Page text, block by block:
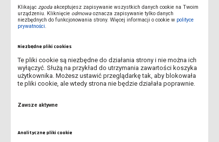
2019
2018
Praktyki Erasmus Sycylia Włochy
Otwarcie Centrum Kazachskiego
Pożegnanie studentów z Kazachstanu
Erasmus+ Week w Lesznie
Wizyta JM Rektora w Kazachstanie
Klikajączgoda akceptujesz zapisywanie wszystkich danych cookie na Twoim
urządzeniu. Kliknięcie odmowa oznacza zapisywanie tylko danych
niezbędnych do funkcjonowania strony. Więcej informacji o cookie w polityce
prywatności.
Niezbędne pliki cookies
Te pliki cookie są niezbędne do działania strony i nie można ich
wyłączyć. Służą na przykład do utrzymania zawartości koszyka
użytkownika. Możesz ustawić przeglądarkę tak, aby blokowała
te pliki cookie, ale wtedy strona nie będzie działała poprawnie.
Zawsze aktywne
Analityczne pliki cookie